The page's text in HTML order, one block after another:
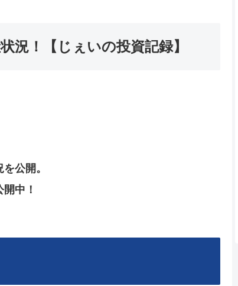
況！【じぇいの投資記録】
公開。
中！